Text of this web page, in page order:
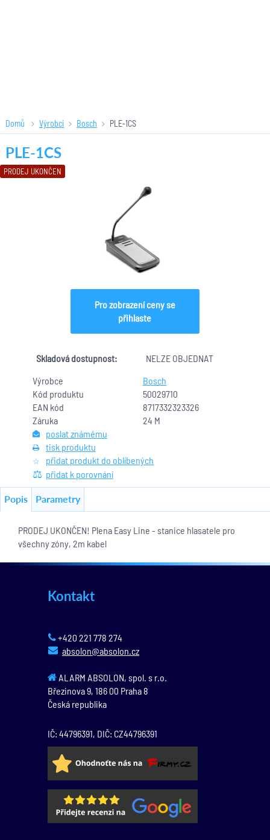
Domů Výrobci Bosch PLE-1CS
PRODEJ UKONČEN
PLE-1CS
Výrobce
Bosch
Kód produktu
50029710
EAN kód
8717332323326
Záruka
24 M
poslat známému
tisk produktu
přidat produkt do oblíbených
přidat k porovnání
Pro zobrazení ceny se
přihlaste
Skladová dostupnost: NELZE OBJEDNAT
Popis Parametry
PRODEJ UKONČEN! Plena Easy Line - stanice hlasatele pro
všechny zóny, 2m kabel
Kontakt
+420 221 778 274
absolon@absolon.cz
ALARM ABSOLON, spol. s r.o.
Březinova 9, 186 00 Praha 8
Česká republika
IČ: 44796391, DIČ: CZ44796391